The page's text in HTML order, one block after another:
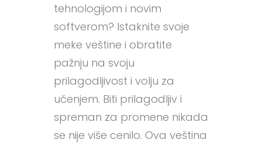
tehnologijom i novim
softverom? Istaknite svoje
meke veštine i obratite
pažnju na svoju
prilagodljivost i volju za
učenjem. Biti prilagodljiv i
spreman za promene nikada
se nije više cenilo. Ova veština